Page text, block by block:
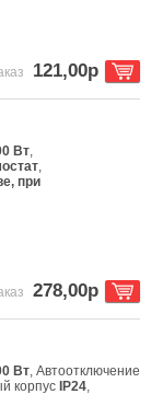
121,00р
Вт,
,
при
278,00р
Вт, Автоотключение
корпус IP24,